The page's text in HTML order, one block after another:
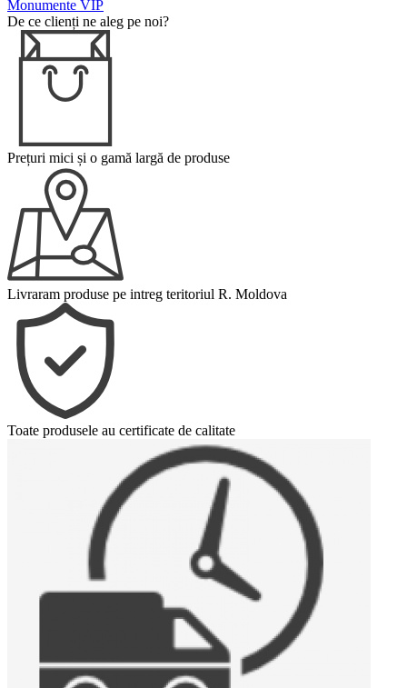
Monumente VIP
De ce clienți ne aleg pe noi?
Prețuri mici și o gamă largă de produse
Livraram produse pe intreg teritoriul R. Moldova
Toate produsele au certificate de calitate